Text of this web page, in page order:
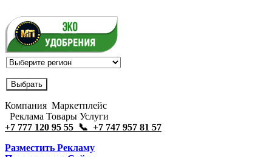
Компания Маркетплейс
Реклама Товары Услуги
+7 777 120 95 55 📞 +7 747 957 81 57
Разместить Рекламу